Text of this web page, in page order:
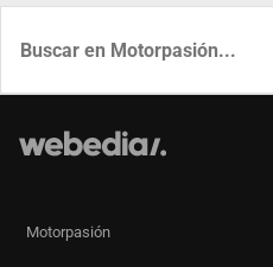
Motorpasión